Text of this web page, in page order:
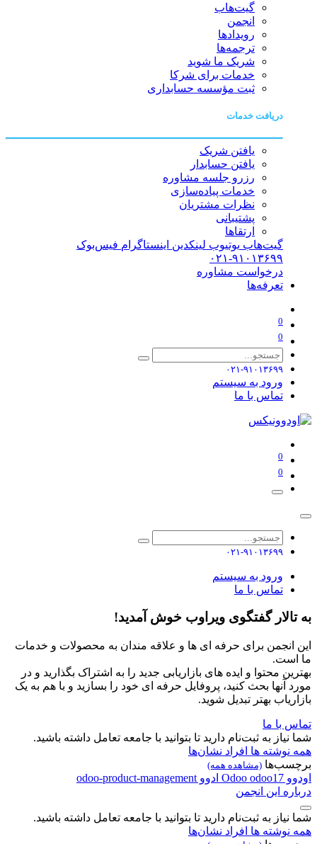
گیت‌هاب
انجمن
رویدادها
ترجمه‌ها
شریک ما شوید
خدمات برای شرکا
ثبت مؤسسه حسابداری
دریافت خدمات
یافتن شریک
یافتن حسابدار
رزرو جلسه مشاوره
خدمات پیاده‌سازی
نظرات مشتریان
پشتیبانی
ارتقاها
گیت‌هاب یوتیوب لینکدین اینستاگرام فیس‌بوک
۰۲۱-۹۱۰۱۳۶۹۹
درخواست مشاوره
تعرفه‌ها
0
0
۰۲۱-۹۱۰۱۳۶۹۹
ورود به سیستم
تماس با ما
0
0
۰۲۱-۹۱۰۱۳۶۹۹
ورود به سیستم
تماس با ما
به تالار گفتگوی ویراوب خوش آمدید!
این انجمن برای حرفه ای ها و علاقه مندان به محصولات و خدمات
ما است.
بهترین محتوا و ایده های بازاریابی جدید را به اشتراک بگذارید و در
مورد آنها بحث کنید، پروفایل حرفه ای خود را بسازید و با هم به یک
بازاریاب بهتر تبدیل شوید.
تماس با ما
شما نیاز به ثبت‌نام دارید تا بتوانید با جامعه تعامل داشته باشید.
همه نوشته ها افراد نشان‌ها
برچسب‌ها (مشاهده همه)
اودوو Odoo odoo17 ادوو odoo-product-management
درباره این انجمن
شما نیاز به ثبت‌نام دارید تا بتوانید با جامعه تعامل داشته باشید.
همه نوشته ها افراد نشان‌ها